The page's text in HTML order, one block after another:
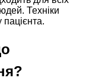
Техніки
пацієнта.